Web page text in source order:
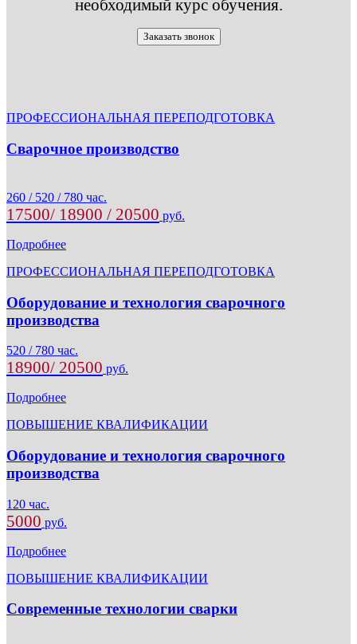
необходимый курс обучения.
Заказать звонок
ПРОФЕССИОНАЛЬНАЯ ПЕРЕПОДГОТОВКА
Сварочное производство
260 / 520 / 780 час.
17500/ 18900 / 20500 руб.
Подробнее
ПРОФЕССИОНАЛЬНАЯ ПЕРЕПОДГОТОВКА
Оборудование и технология сварочного
производства
520 / 780 час.
18900/ 20500 руб.
Подробнее
ПОВЫШЕНИЕ КВАЛИФИКАЦИИ
Оборудование и технология сварочного
производства
120 час.
5000 руб.
Подробнее
ПОВЫШЕНИЕ КВАЛИФИКАЦИИ
Современные технологии сварки